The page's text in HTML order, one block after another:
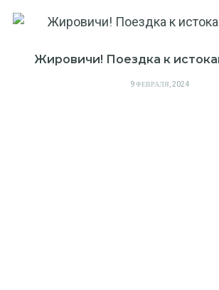
Жировичи! Поездка к
POSTED
9 ФЕВРАЛЯ, 2024